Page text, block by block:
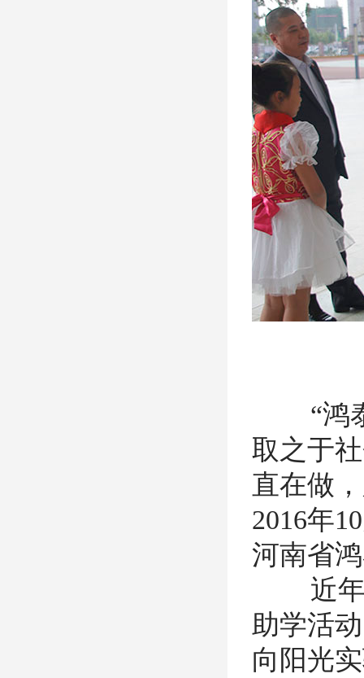
“鸿泰
取之于
直在做
2016年
河南省
近年来
助学活
向阳光